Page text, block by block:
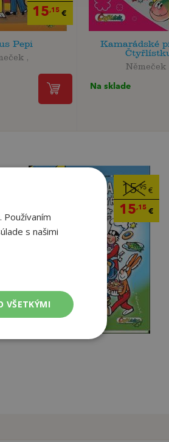
15,15 €
Pepi
,
Kamarádské
Němeček ,
Na sklade
15,95€
15,15€
s našimi
VŠETKÝMI